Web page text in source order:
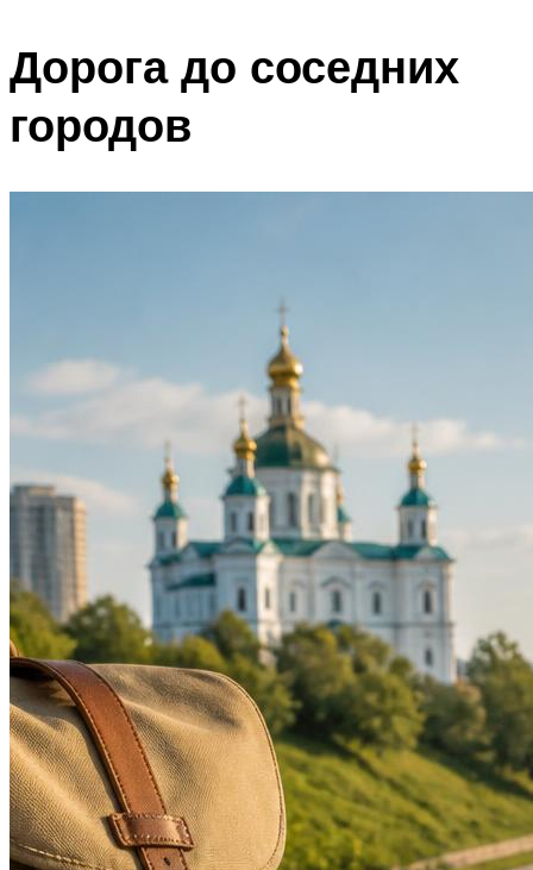
Дорога до соседних
городов